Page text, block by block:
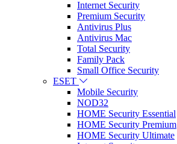
Internet Security
Premium Security
Antivirus Plus
Antivirus Mac
Total Security
Family Pack
Small Office Security
ESET
Mobile Security
NOD32
HOME Security Essential
HOME Security Premium
HOME Security Ultimate